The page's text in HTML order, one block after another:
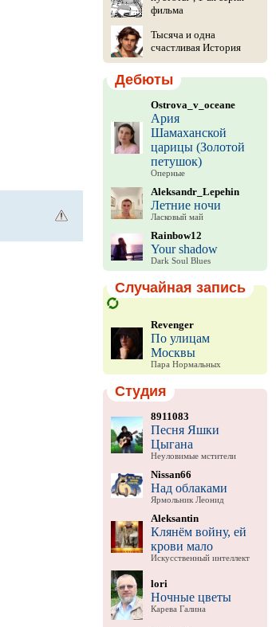
фильма
Тысяча и одна
счастливая История
Дебюты
Ostrova_v_oceane
Ария
Шамаханской
царицы (Золотой
петушок)
Оперные
Aleksandr_Lepehin
Летние ночи
Ласковый май
Rainbow12
Your shadow
Dark Soul Blues
Случайная запись
Revenger
По улицам
Москвы
Пара Нормальных
Студия
8911083
Песня Яшки
Цыгана
Неуловимые мстители
Nissan66
Над облаками
Ярмольник Леонид
Aleksantin
Клянём войну, ей
крови мало
Искусственный интеллект
lori
Ночные цветы
Карева Галина